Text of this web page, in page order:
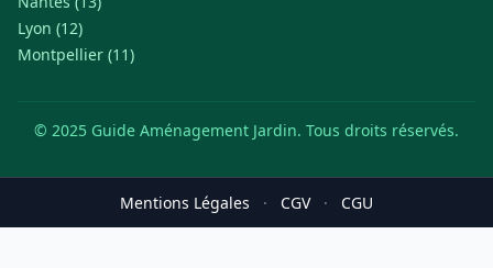
Lyon (12)
Montpellier (11)
© 2025 Guide Aménagement Jardin. Tous droits réservés.
Mentions Légales · CGV · CGU